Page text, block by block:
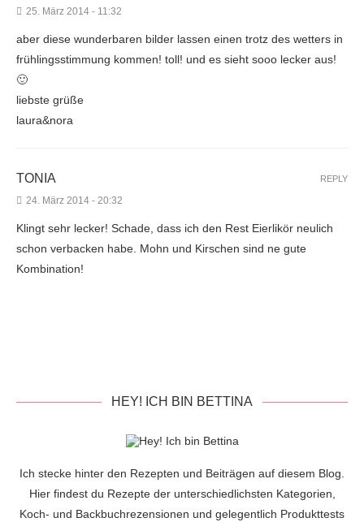
25. März 2014 - 11:32
aber diese wunderbaren bilder lassen einen trotz des wetters in
frühlingsstimmung kommen! toll! und es sieht sooo lecker aus!
🙂
liebste grüße
laura&nora
TONIA
24. März 2014 - 20:32
Klingt sehr lecker! Schade, dass ich den Rest Eierlikör neulich
schon verbacken habe. Mohn und Kirschen sind ne gute
Kombination!
REPLY
HEY! ICH BIN BETTINA
Ich stecke hinter den Rezepten und Beiträgen auf diesem Blog.
Hier findest du Rezepte der unterschiedlichsten Kategorien,
Koch- und Backbuchrezensionen und gelegentlich Produkttests